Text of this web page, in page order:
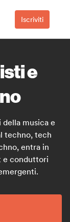
Iscriviti
e
musica e
techno, tech
entra in
e conduttori